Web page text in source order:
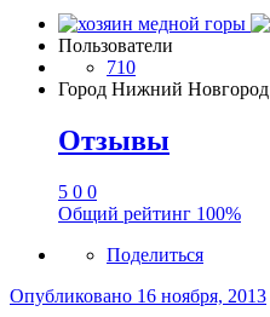
Пользователи
710
Город Нижний Новгород
Отзывы
5 0 0
Общий рейтинг 100%
Поделиться
Опубликовано 16 ноября, 2013